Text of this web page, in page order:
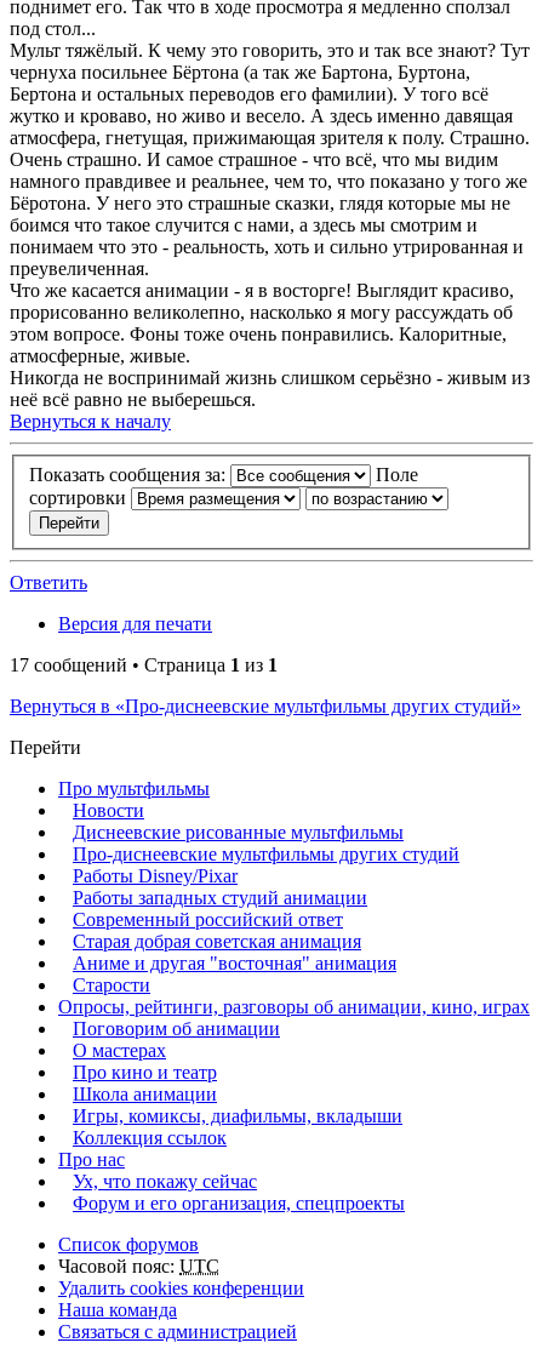
поднимет его. Так что в ходе просмотра я медленно сползал
под стол...
Мульт тяжёлый. К чему это говорить, это и так все знают? Тут
чернуха посильнее Бёртона (а так же Бартона, Буртона,
Бертона и остальных переводов его фамилии). У того всё
жутко и кроваво, но живо и весело. А здесь именно давящая
атмосфера, гнетущая, прижимающая зрителя к полу. Страшно.
Очень страшно. И самое страшное - что всё, что мы видим
намного правдивее и реальнее, чем то, что показано у того же
Бёротона. У него это страшные сказки, глядя которые мы не
боимся что такое случится с нами, а здесь мы смотрим и
понимаем что это - реальность, хоть и сильно утрированная и
преувеличенная.
Что же касается анимации - я в восторге! Выглядит красиво,
прорисованно великолепно, насколько я могу рассуждать об
этом вопросе. Фоны тоже очень понравились. Калоритные,
атмосферные, живые.
Никогда не воспринимай жизнь слишком серьёзно - живым из
неё всё равно не выберешься.
Вернуться к началу
Показать сообщения за:
Поле
сортировки
Ответить
Версия для печати
17 сообщений • Страница 1 из 1
Вернуться в «Про-диснеевские мультфильмы других студий»
Перейти
Про мультфильмы
Новости
Диснеевские рисованные мультфильмы
Про-диснеевские мультфильмы других студий
Работы Disney/Pixar
Работы западных студий анимации
Современный российский ответ
Старая добрая советская анимация
Аниме и другая "восточная" анимация
Старости
Опросы, рейтинги, разговоры об анимации, кино, играх
Поговорим об анимации
О мастерах
Про кино и театр
Школа анимации
Игры, комиксы, диафильмы, вкладыши
Коллекция ссылок
Про нас
Ух, что покажу сейчас
Форум и его организация, спецпроекты
Список форумов
Часовой пояс: UTC
Удалить cookies конференции
Наша команда
Связаться с администрацией